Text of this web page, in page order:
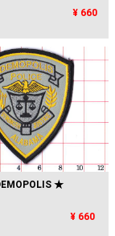
¥ 660
★
¥ 660